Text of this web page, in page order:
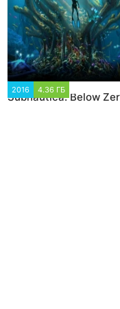
2016 4.36 ГБ
Subnautica: Below